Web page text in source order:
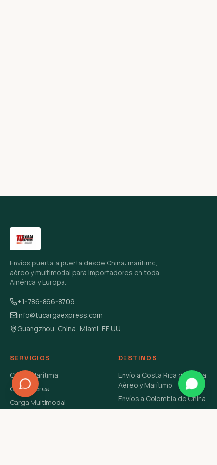
Envíos puerta a puerta desde China: marítimo,
aéreo y multimodal para importadores en toda
América y Europa.
+1-786-866-8709
info@tucargaexpress.com
Guangzhou, China · Miami, EE.UU.
SERVICIOS
Carga Marítima
Carga Aérea
Carga Multimodal
DESTINOS
Envío a Costa Rica de China
Aéreo y Marítimo
Envíos a Colombia de China